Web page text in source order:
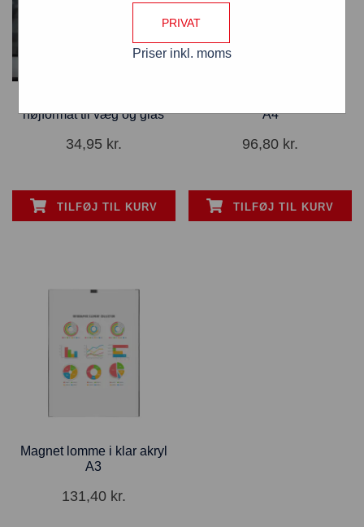
højformat til væg og glas
34,95 kr.
TILFØJ TIL KURV
A4
96,80 kr.
TILFØJ TIL KURV
Magnet lomme i klar akryl
A3
131,40 kr.
PRIVAT
Priser inkl. moms